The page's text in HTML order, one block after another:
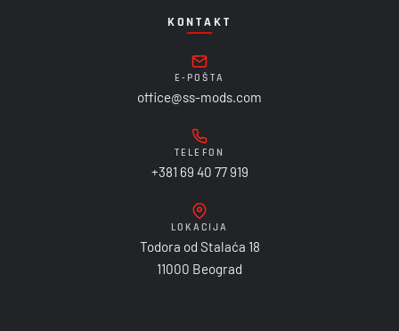
KONTAKT
E-POŠTA
office@ss-mods.com
TELEFON
+381 69 40 77 919
LOKACIJA
Todora od Stalaća 18
11000 Beograd